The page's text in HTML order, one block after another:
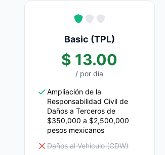
Basic (TPL)
$ 13.00
/ por día
Ampliación de la
Responsabilidad Civil de
Daños a Terceros de
$350,000 a $2,500,000
pesos mexicanos
Daños al Vehículo (CDW)